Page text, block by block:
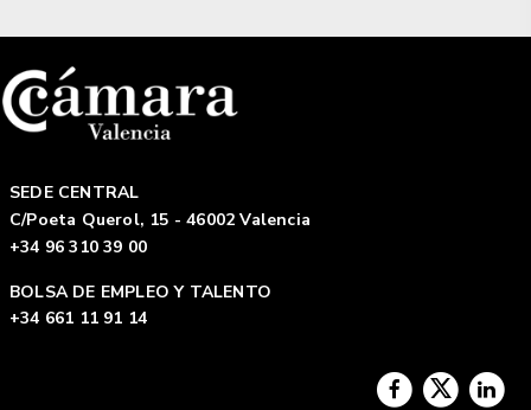
SEDE CENTRAL
C/Poeta Querol, 15 - 46002 Valencia
+34 96 310 39 00
BOLSA DE EMPLEO Y TALENTO
+34 661 11 91 14